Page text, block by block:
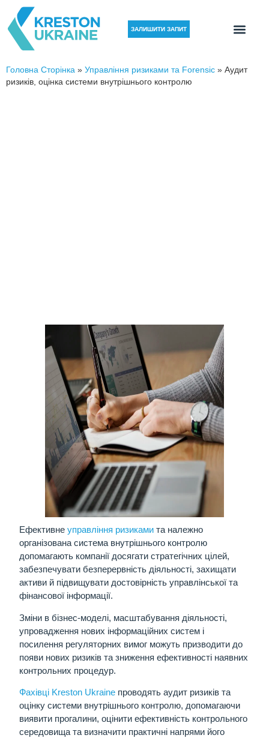
ЗАЛИШИТИ ЗАПИТ
Головна Сторінка » Управління ризиками та Forensic » Аудит
ризиків, оцінка системи внутрішнього контролю
Ефективнеуправління ризиками та належно
організована система внутрішнього контролю
допомагають компанії досягати стратегічних цілей,
забезпечувати безперервність діяльності, захищати
активи й підвищувати достовірність управлінської та
фінансової інформації.
Зміни в бізнес-моделі, масштабування діяльності,
упровадження нових інформаційних систем і
посилення регуляторних вимог можуть призводити до
появи нових ризиків та зниження ефективності наявних
контрольних процедур.
Фахівці Kreston Ukraine проводять аудит ризиків та
оцінку системи внутрішнього контролю, допомагаючи
виявити прогалини, оцінити ефективність контрольного
середовища та визначити практичні напрями його